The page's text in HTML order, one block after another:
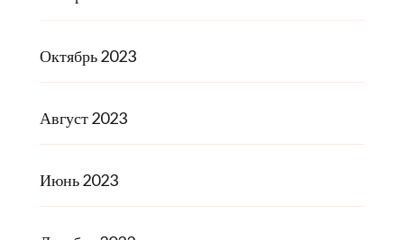
Октябрь 2023
Август 2023
Июнь 2023